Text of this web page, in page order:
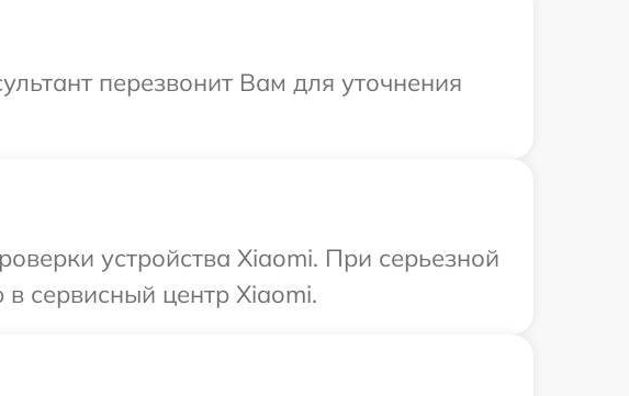
перезвонит Вам для уточнения
устройства Xiaomi. При серьезной
сервисный центр Xiaomi.